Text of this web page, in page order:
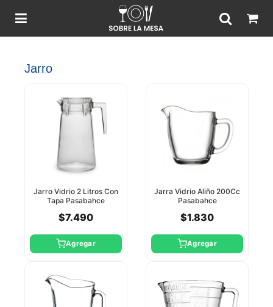
Jarro
Jarro Vidrio 2 Litros Con
Tapa Pasabahce
$7.490
Agregar
Jarra Vidrio Aliño 200Cc
Pasabahce
$1.830
Agregar